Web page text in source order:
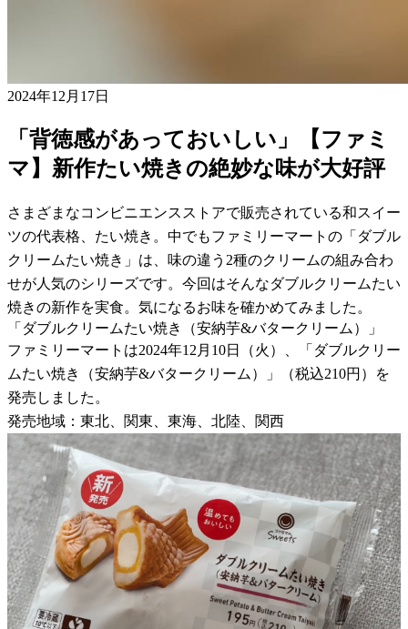
2024年12月17日
「背徳感があっておいしい」【ファミ
マ】新作たい焼きの絶妙な味が大好評
さまざまなコンビニエンスストアで販売されている和スイー
ツの代表格、たい焼き。中でもファミリーマートの「ダブル
クリームたい焼き」は、味の違う2種のクリームの組み合わ
せが人気のシリーズです。今回はそんなダブルクリームたい
焼きの新作を実食。気になるお味を確かめてみました。
「ダブルクリームたい焼き（安納芋&バタークリーム）」
ファミリーマートは2024年12月10日（火）、「ダブルクリー
ムたい焼き（安納芋&バタークリーム）」（税込210円）を
発売しました。
発売地域：東北、関東、東海、北陸、関西